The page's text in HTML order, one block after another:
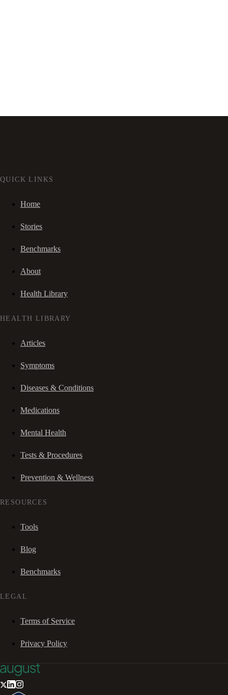
QUICK LINKS
Home
Stories
Benchmarks
About
Health Library
HEALTH LIBRARY
Articles
Symptoms
Diseases & Conditions
Medications
Mental Health
Tests & Procedures
Prevention & Wellness
RESOURCES
Tools
Blog
Benchmarks
LEGAL
Terms of Service
Privacy Policy